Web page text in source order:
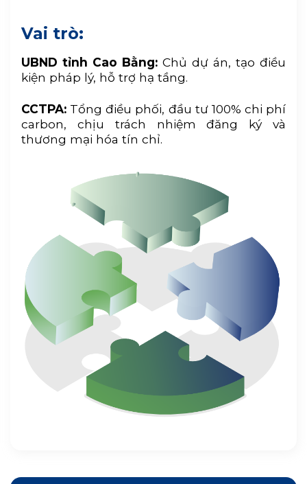
Vai trò:
UBND tỉnh Cao Bằng:Chủ dự án, tạo điều
kiện pháp lý, hỗ trợ hạ tầng.
CCTPA:Tổng điều phối, đầu tư 100% chi phí
carbon, chịu trách nhiệm đăng ký và
thương mại hóa tín chỉ.